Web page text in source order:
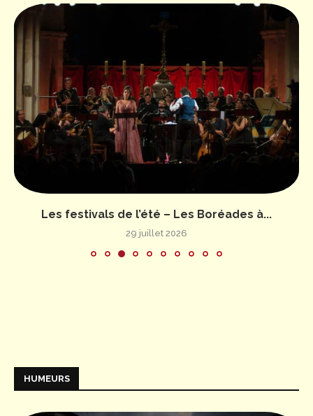
Les festivals de l’été – Les Boréades à...
29 juillet 2026
HUMEURS